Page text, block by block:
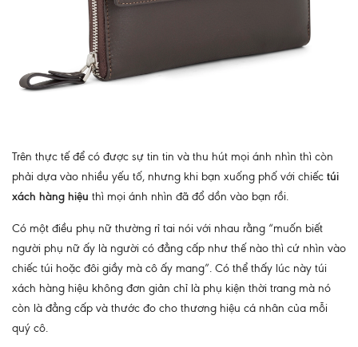
Trên thực tế để có được sự tin tin và thu hút mọi ánh nhìn thì còn
phải dựa vào nhiều yếu tố, nhưng khi bạn xuống phố với chiếc túi
xách hàng hiệu thì mọi ánh nhìn đã đổ dồn vào bạn rồi.
Có một điều phụ nữ thường rỉ tai nói với nhau rằng “muốn biết
người phụ nữ ấy là người có đẳng cấp như thế nào thì cứ nhìn vào
chiếc túi hoặc đôi giầy mà cô ấy mang”. Có thể thấy lúc này túi
xách hàng hiệu không đơn giản chỉ là phụ kiện thời trang mà nó
còn là đẳng cấp và thước đo cho thương hiệu cá nhân của mỗi
quý cô.